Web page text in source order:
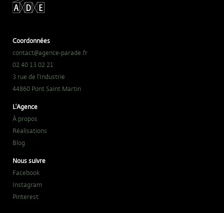
Coordonnées
contact@agence-parade.fr
02 40 13 02 21
3 rue de l'Industrie
44860 Pont Saint Martin
L'Agence
À propos
Réalisations
Blog
Nous suivre
Facebook
Instagram
Pinterest